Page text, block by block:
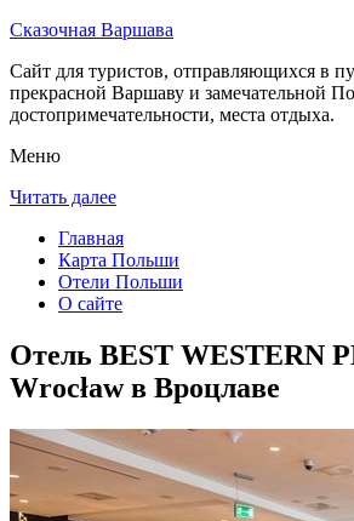
Сказочная Варшава
Сайт для туристов, отправляющихся в
прекрасной Варшаву и замечательной
достопримечательности, места отдыха.
Меню
Читать далее
Главная
Карта Польши
Отели Польши
О сайте
Отель BEST WESTERN
Wrocław в Вроцлаве